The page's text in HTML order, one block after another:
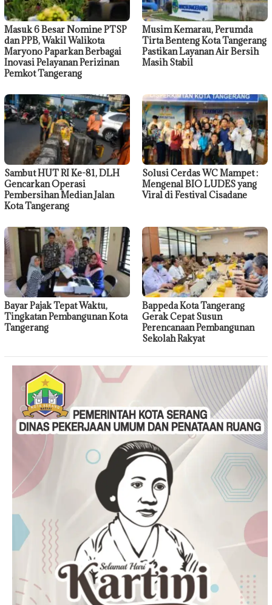
Masuk 6 Besar Nomine PTSP
dan PPB, Wakil Walikota
Maryono Paparkan Berbagai
Inovasi Pelayanan Perizinan
Pemkot Tangerang
Musim Kemarau, Perumda
Tirta Benteng Kota Tangerang
Pastikan Layanan Air Bersih
Masih Stabil
Sambut HUT RI Ke-81, DLH
Gencarkan Operasi
Pembersihan Median Jalan
Kota Tangerang
Solusi Cerdas WC Mampet :
Mengenal BIO LUDES yang
Viral di Festival Cisadane
Bayar Pajak Tepat Waktu,
Tingkatan Pembangunan Kota
Tangerang
Bappeda Kota Tangerang
Gerak Cepat Susun
Perencanaan Pembangunan
Sekolah Rakyat